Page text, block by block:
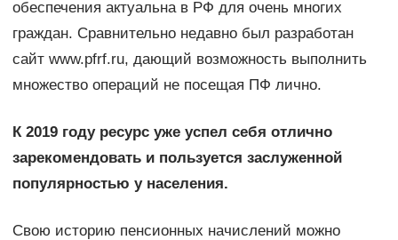
обеспечения актуальна в РФ для очень многих
граждан. Сравнительно недавно был разработан
сайт www.pfrf.ru, дающий возможность выполнить
множество операций не посещая ПФ лично.
К 2019 году ресурс уже успел себя отлично
зарекомендовать и пользуется заслуженной
популярностью у населения.
Свою историю пенсионных начислений можно